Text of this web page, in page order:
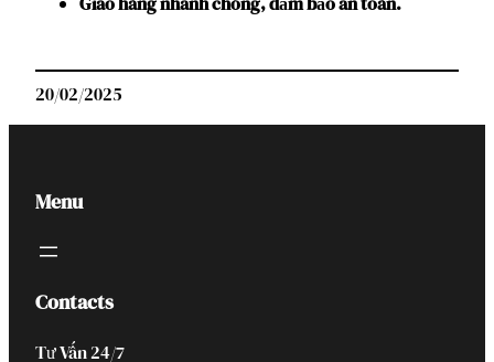
20/02/2025
Menu
Contacts
Tư Vấn 24/7